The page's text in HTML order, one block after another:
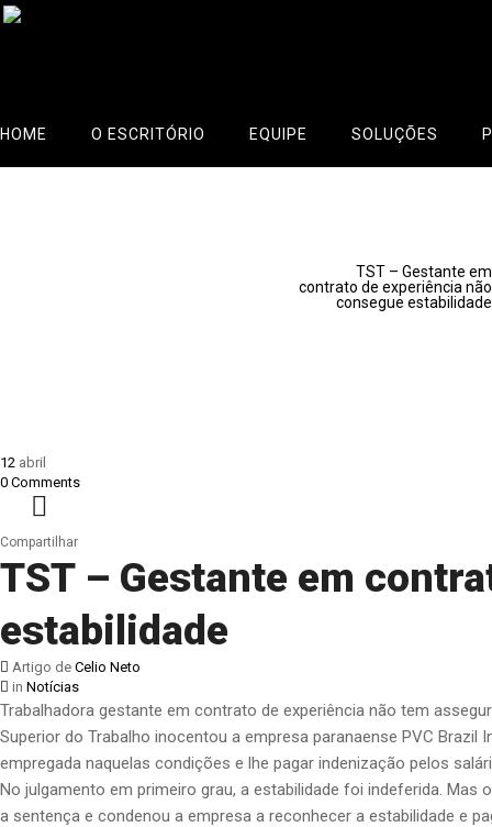
HOME O ESCRITÓRIO EQUIPE SOLUÇÕES
TST – Gestante em
contrato de experiência não
consegue estabilidade
12 abril
0 Comments
Compartilhar
TST – Gestante em
estabilidade
Artigo de Celio Neto
in Notícias
Trabalhadora gestante em contrato de experiência não tem
Superior do Trabalho inocentou a empresa paranaense PVC
empregada naquelas condições e lhe pagar indenização pelos
No julgamento em primeiro grau, a estabilidade foi indeferida. Mas
a sentença e condenou a empresa a reconhecer a estabilidade e